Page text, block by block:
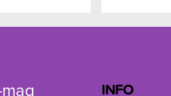
INFO